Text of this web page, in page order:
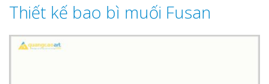
Thiết kế bao bì muối Fusan